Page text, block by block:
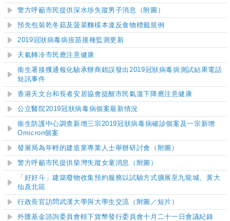
警方呼籲市民提供深水埗失蹤男子消息（附圖）
預先包裝乾冬菇及菠菜麵樣本違反食物標籤規例
2019冠狀病毒病疫苗接種監測更新
天氣轉冷市民應注意健康
衞生署接獲通報化驗承辦商錯誤發出2019冠狀病毒病測試結果電話
短訊事件
香港天文台和長者安居協會提醒市民氣溫下降應注意健康
公立醫院2019冠狀病毒病個案最新情況
衞生防護中心調查新增三宗2019冠狀病毒病確診個案及一宗新增
Omicron個案
發展局為年輕的建造業專業人士舉辦研討會（附圖）
警方呼籲市民提供柴灣失蹤女童消息（附圖）
「好好斗」建築廢物收集預約服務以試驗方式擴展至九龍城、黃大
仙及北區
行政長官訪問武漢大學與大學生交流（附圖／短片）
外匯基金諮詢委員會轄下貨幣發行委員會十 月二十一日會議紀錄